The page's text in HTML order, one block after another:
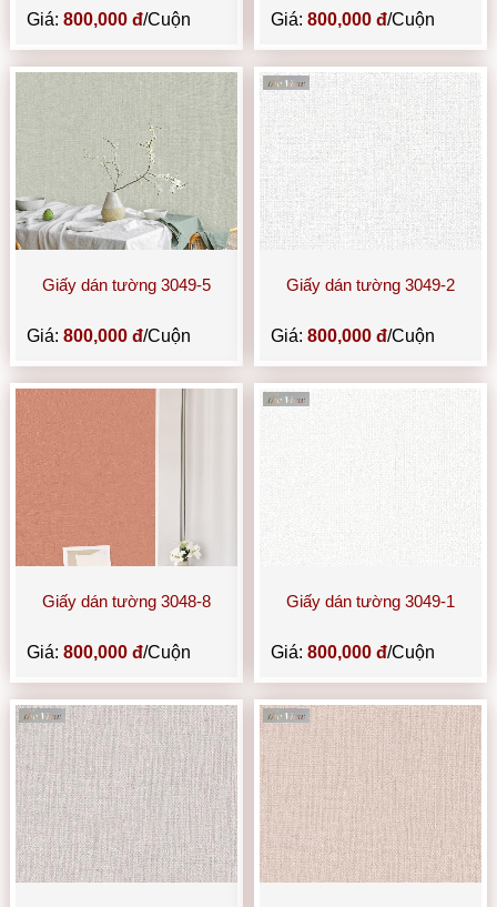
Giá:800,000 đ/Cuộn Giá: 800,000 đ/Cuộn
Giấy dán tường 3049-5
Giá:800,000 đ/Cuộn
Giấy dán tường 3049-2
Giá: 800,000 đ/Cuộn
Giấy dán tường 3048-8
Giá:800,000 đ/Cuộn
Giấy dán tường 3049-1
Giá: 800,000 đ/Cuộn